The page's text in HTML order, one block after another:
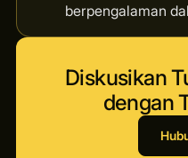
Diskusikan
dengan
berpengalaman